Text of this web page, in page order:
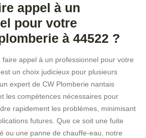
appel à un
pour votre
à 44522 ?
faire appel à un professionnel pour votre
un choix judicieux pour plusieurs
expert de CW Plomberie nantais
les compétences nécessaires pour
rapidement les problèmes, minimisant
futures. Que ce soit une fuite
ou une panne de chauffe-eau, notre